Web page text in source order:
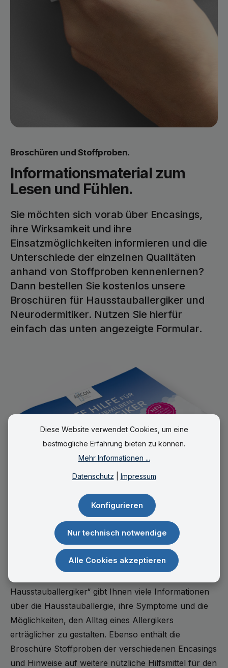
Broschüren und Stoffproben.
Informationsmaterial zum
Lesen und Fühlen.
Sie möchten sich vorab über Encasings,
ihre Wirksamkeit und ihre
Einsatzmöglichkeiten informieren und die
Unterschiede der einzelnen Qualitäten
anhand von Stoffproben kennenlernen?
Dann bestellen Sie kostenlos unsere
Broschüren für Hausstauballergiker und
Neurodermitiker. Nutzen Sie hierfür
einfach das unten angezeigte Formular.
Informationsbroschüre für
Hausstauballergiker
Hausstauballergiker“ gibt Ihnen viele Informationen
über die Hausstauballergie, ihre Symptome und die
Möglichkeiten, den Alltag eines Allergikers
erträglicher zu gestalten. Ebenso enthält die
Broschüre Stoffproben der verschiedenen Encasings
und Hinweise auf weitere nützliche Hilfsmittel für den
Diese Website verwendet Cookies, um eine
bestmögliche Erfahrung bieten zu können.
Mehr Informationen ...
Datenschutz Impressum
Nur technisch notwendige
Konfigurieren
Alle Cookies akzeptieren